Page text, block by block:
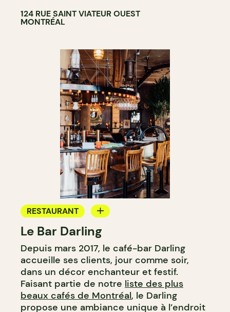
124 RUE SAINT VIATEUR OUEST
MONTRÉAL
RESTAURANT
CAFÉ
BAR
BAR À COCKTAIL
Le Bar Darling
Depuis mars 2017, le café-bar Darling
accueille ses clients, jour comme soir,
dans un décor enchanteur et festif.
Faisant partie de notre liste des plus
beaux cafés de Montréal, le Darling
propose une ambiance unique à l’endroit